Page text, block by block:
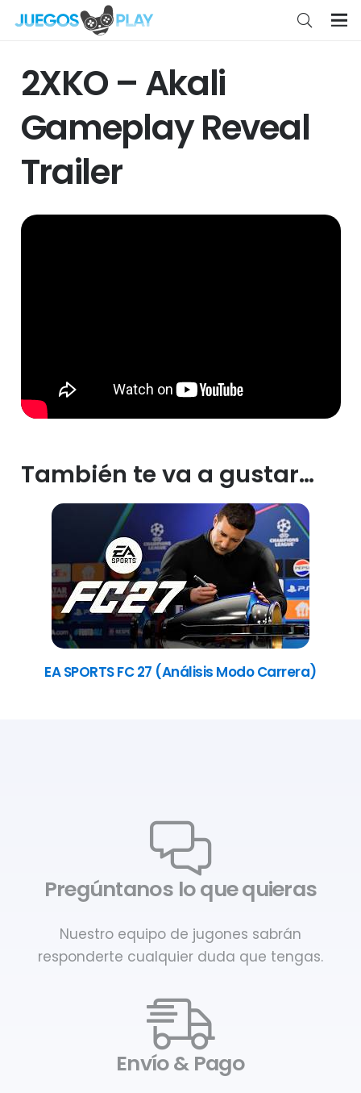
2XKO – Akali
Gameplay Reveal
Trailer
También te va a gustar…
EA SPORTS FC 27 (Análisis Modo Carrera)
Pregúntanos lo que quieras
Nuestro equipo de jugones sabrán
responderte cualquier duda que tengas.
Envío & Pago